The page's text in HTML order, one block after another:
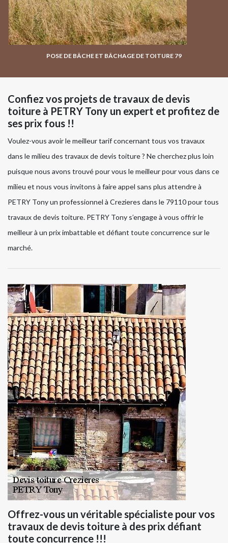
POSE DE BÂCHE ET BÂCHAGE DE TOITURE 79
Confiez vos projets de travaux de devis
toiture à PETRY Tony un expert et profitez de
ses prix fous !!
Voulez-vous avoir le meilleur tarif concernant tous vos travaux
dans le milieu des travaux de devis toiture ? Ne cherchez plus loin
puisque nous avons trouvé pour vous le meilleur pour vous dans ce
milieu et nous vous invitons à faire appel sans plus attendre à
PETRY Tony un professionnel à Crezieres dans le 79110 pour tous
travaux de devis toiture. PETRY Tony s’engage à vous offrir le
meilleur à un prix imbattable et défiant toute concurrence sur le
marché.
Offrez-vous un véritable spécialiste pour vos
travaux de devis toiture à des prix défiant
toute concurrence !!!